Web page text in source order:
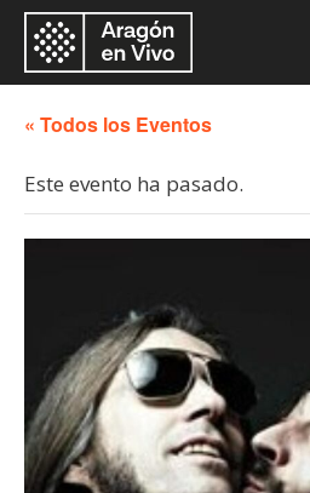
« Todos los Eventos
Este evento ha pasado.